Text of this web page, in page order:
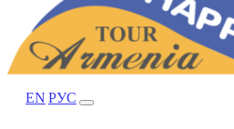
EN РУС